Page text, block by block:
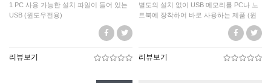
1 PC 사용 가능한 설치 파일이 들어 있는
USB (윈도우전용)
리뷰보기
별도의 설치 없이 USB 메모리를 PC나 노
트북에 장착하여 바로 사용하는 제품 (윈
리뷰보기